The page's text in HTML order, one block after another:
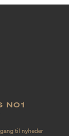
NO1
til nyheder